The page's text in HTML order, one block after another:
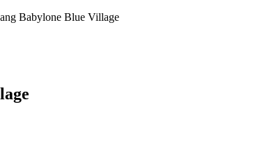
Babylone Blue Village